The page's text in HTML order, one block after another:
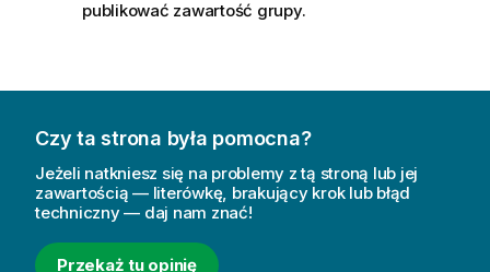
publikować zawartość grupy.
Czy ta strona była pomocna?
Jeżeli natkniesz się na problemy z tą stroną lub jej
zawartością — literówkę, brakujący krok lub błąd
techniczny — daj nam znać!
Przekaż tu opinię